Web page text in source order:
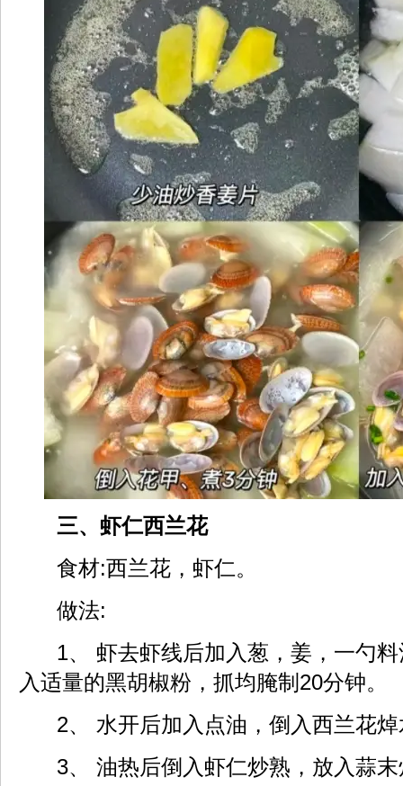
三、虾仁西兰花
食材:西兰花，虾仁。
做法:
1、 虾去虾线后加入葱，姜，一勺
入适量的黑胡椒粉，抓均腌制20分钟。
2、 水开后加入点油，倒入西兰花
3、 油热后倒入虾仁炒熟，放入蒜